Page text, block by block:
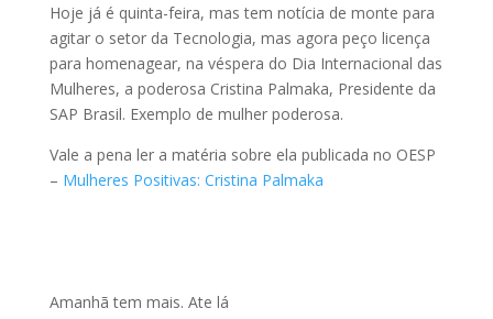
Hoje já é quinta-feira, mas tem notícia de monte para
agitar o setor da Tecnologia, mas agora peço licença
para homenagear, na véspera do Dia Internacional das
Mulheres, a poderosa Cristina Palmaka, Presidente da
SAP Brasil. Exemplo de mulher poderosa.
Vale a pena ler a matéria sobre ela publicada no OESP
– Mulheres Positivas: Cristina Palmaka
Amanhã tem mais. Ate lá